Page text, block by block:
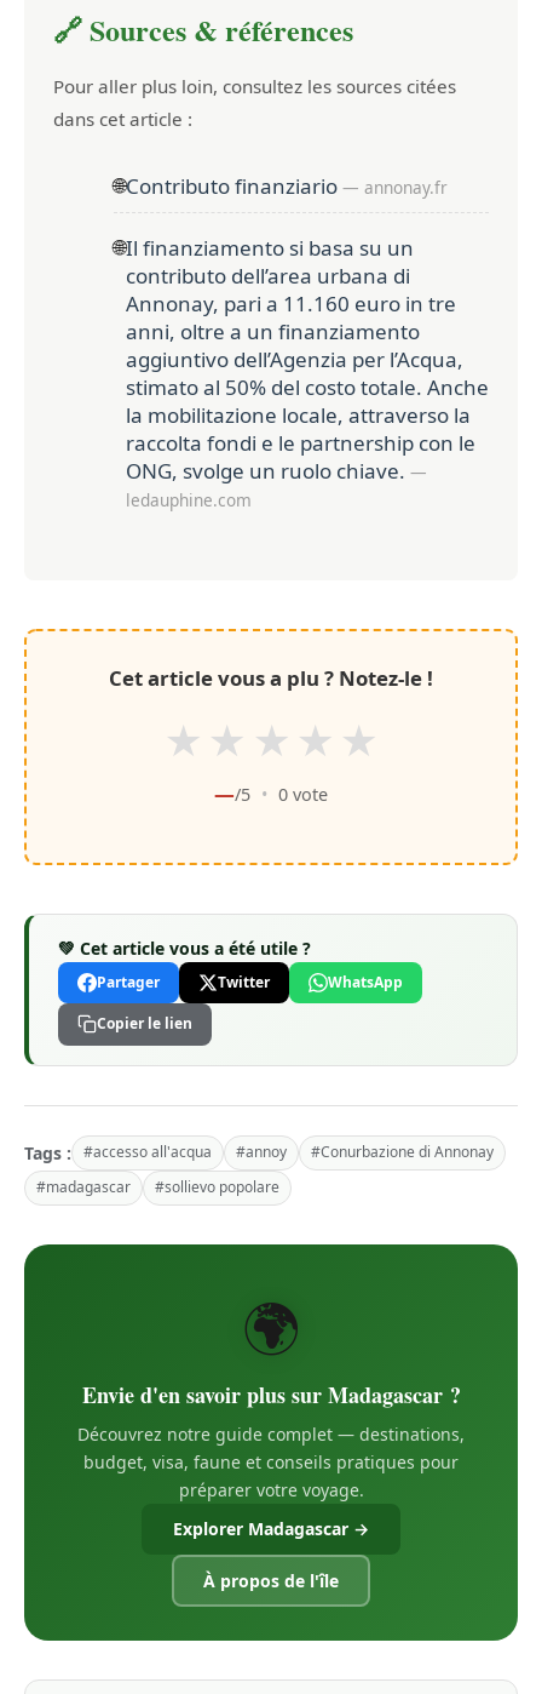
🔗 Sources & références
Pour aller plus loin, consultez les sources citées
dans cet article :
🌐Contributo finanziario — annonay.fr
🌐Il finanziamento si basa su un
contributo dell’area urbana di
Annonay, pari a 11.160 euro in tre
anni, oltre a un finanziamento
aggiuntivo dell’Agenzia per l’Acqua,
stimato al 50% del costo totale. Anche
la mobilitazione locale, attraverso la
raccolta fondi e le partnership con le
ONG, svolge un ruolo chiave. —
ledauphine.com
Cet article vous a plu ? Notez-le !
★ ★ ★ ★ ★
—/5 • 0vote
💚 Cet article vous a été utile ?
Partager Twitter WhatsApp
Copier le lien
Tags : #accesso all'acqua #annoy
#Conurbazione di Annonay
#madagascar
#sollievo popolare
🌍
Envie d'en savoir plus sur Madagascar ?
Découvrez notre guide complet — destinations,
budget, visa, faune et conseils pratiques pour
préparer votre voyage.
Explorer Madagascar →
À propos de l'île